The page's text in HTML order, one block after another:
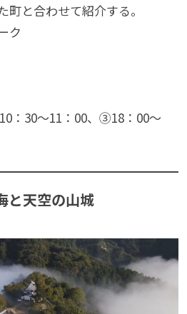
と合わせて紹介する。
ク
：30〜11：00、③18：00〜
と天空の山城